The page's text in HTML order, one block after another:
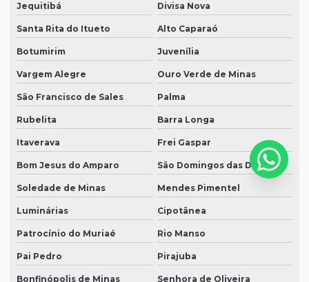
Jequitibá Divisa Nova
Santa Rita do Itueto Alto Caparaó
Botumirim Juvenília
Vargem Alegre Ouro Verde de Minas
São Francisco de Sales Palma
Rubelita Barra Longa
Itaverava Frei Gaspar
Bom Jesus do Amparo São Domingos das Dores
Soledade de Minas Mendes Pimentel
Luminárias Cipotânea
Patrocínio do Muriaé Rio Manso
Pai Pedro Pirajuba
Bonfinópolis de Minas Senhora de Oliveira